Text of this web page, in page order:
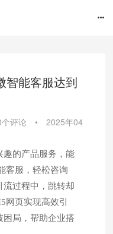
智能客服达到
评论 •
2025年04
趣的产品服务，能
客服，轻松咨询
过程中，跳转却
网页实现高效引
困局，帮助企业搭